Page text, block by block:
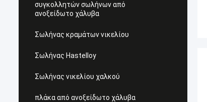
συγκολλητών σωλήνων από
ανοξείδωτο χάλυβα
Σωλήνας κραμάτων νικελίου
Σωλήνας Hastelloy
Σωλήνας νικελίου χαλκού
πλάκα από ανοξείδωτο χάλυβα